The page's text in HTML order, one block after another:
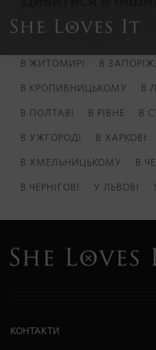
В ЖИТОМИРІ В
В КРОПИВНИЦЬКОМУ В
В ПОЛТАВІ В РІВНЕ В
В УЖГОРОДІ В ХАРКОВІ
В ХМЕЛЬНИЦЬКОМУ В
В ЧЕРНІГОВІ У ЛЬВОВІ
КОНТАКТИ